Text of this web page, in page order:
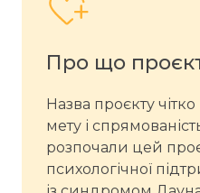
Про що
Назва проєкту
мету і
розпочали цей
психологічної